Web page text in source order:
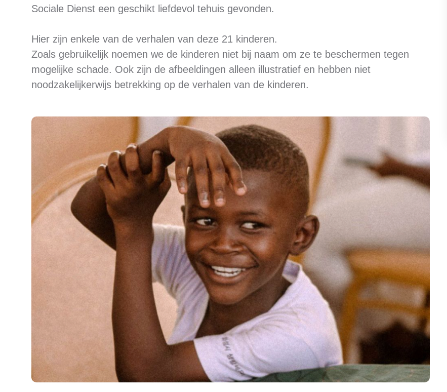
Sociale Dienst een geschikt liefdevol tehuis gevonden.
Hier zijn enkele van de verhalen van deze 21 kinderen.
Zoals gebruikelijk noemen we de kinderen niet bij naam om ze te beschermen tegen
mogelijke schade. Ook zijn de afbeeldingen alleen illustratief en hebben niet
noodzakelijkerwijs betrekking op de verhalen van de kinderen.